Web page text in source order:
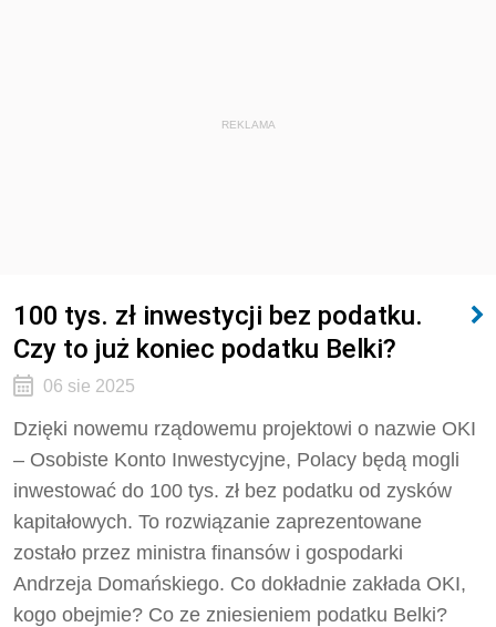
REKLAMA
100 tys. zł inwestycji bez podatku.
Czy to już koniec podatku Belki?
06 sie 2025
Dzięki nowemu rządowemu projektowi o nazwie OKI
– Osobiste Konto Inwestycyjne, Polacy będą mogli
inwestować do 100 tys. zł bez podatku od zysków
kapitałowych. To rozwiązanie zaprezentowane
zostało przez ministra finansów i gospodarki
Andrzeja Domańskiego. Co dokładnie zakłada OKI,
kogo obejmie? Co ze zniesieniem podatku Belki?